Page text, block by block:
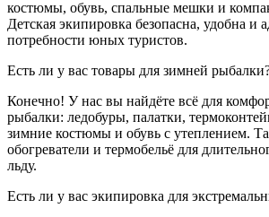
костюмы, обувь, спальные мешки и
Детская экипировка безопасна, удобна и
потребности юных туристов.
Есть ли у вас товары для зимней
Конечно! У нас вы найдёте всё для
рыбалки: ледобуры, палатки,
зимние костюмы и обувь с утеплением.
обогреватели и термобельё для
льду.
Есть ли у вас экипировка для